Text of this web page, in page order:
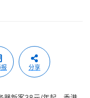
分享